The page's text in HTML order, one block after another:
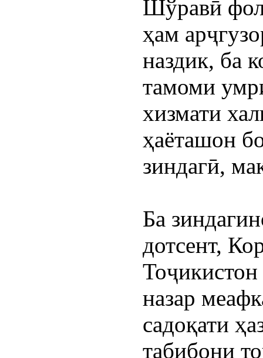
Шўравӣ
ҳам
наздик, ба
тамоми
хизмати
ҳаёташон
зиндагӣ,
Ба
дотсент,
назар
садоқати
табибони